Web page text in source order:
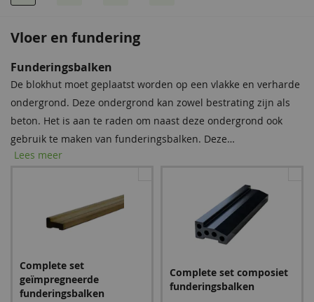
Vloer en fundering
Tegen een meerprijs kunt u EPDM mee laten leveren. Bij het
pakket worden lijm en handschoenen geleverd. Inclusief
montagehandleiding.
399,00
Funderingsbalken
De blokhut moet geplaatst worden op een vlakke en verharde
ondergrond. Deze ondergrond kan zowel bestrating zijn als
beton. Het is aan te raden om naast deze ondergrond ook
gebruik te maken van funderingsbalken. Deze
funderingsbalken moeten onder de onderste wandlagen van
rechtstreeks in het regenwater komt te staan. De blokhut
wordt door de funderingsbalken beschermd tegen vocht en
schimmel, en de levensduur wordt verlengd. Wij raden u dan
ook ten zeerste aan één van de complete sets bij te bestellen.
Lees meer
Complete set
geïmpregneerde
funderingsbalken
Complete set composiet
funderingsbalken